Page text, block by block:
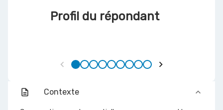
Profil du répondant
chevron_left Section actuelle. Profil du répondant.
Réseau d'égout et réseau
Voies de circulation, ponts et
Réseau électrique . Section 4
Puits municipaux et privés.
Sites d'enfouissement
Ouvrages de protection
Station de traitement
Sentiers et pistes
chevron_right
description Contexte keyboard_arrow_down